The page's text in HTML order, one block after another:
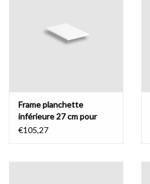
Frame planchette
inférieure 27 cm pour
(New) Wash Me
€105,27